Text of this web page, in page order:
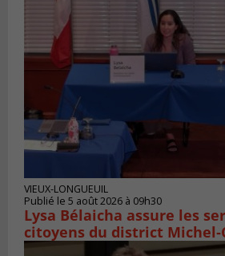
VIEUX-LONGUEUIL
Publié le 5 août 2026 à 09h30
Lysa Bélaicha assure les
citoyens du district